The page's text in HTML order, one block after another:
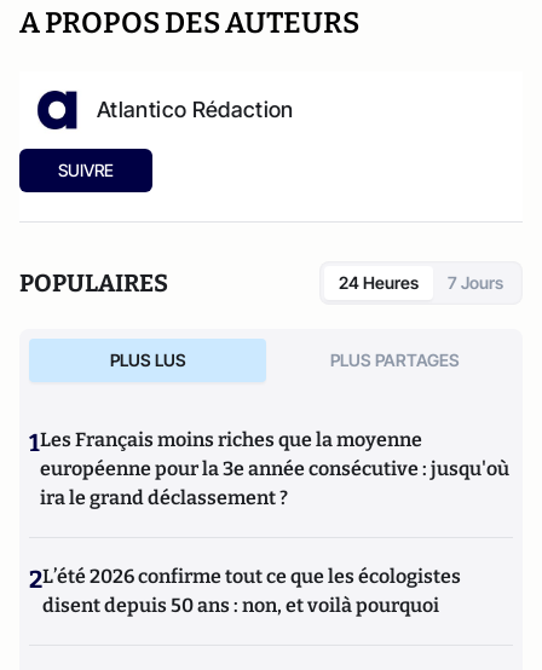
A PROPOS DES AUTEURS
Atlantico Rédaction
SUIVRE
POPULAIRES 24 Heures 7 Jours
PLUS LUS PLUS PARTAGES
1Les Français moins riches que la moyenne
européenne pour la 3e année consécutive : jusqu'où
ira le grand déclassement ?
2L’été 2026 confirme tout ce que les écologistes
disent depuis 50 ans : non, et voilà pourquoi